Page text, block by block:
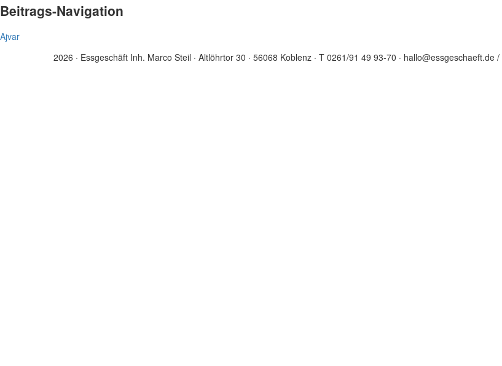
Beitrags-Navigation
Ajvar
2026 · Essgeschäft Inh. Marco Steil · Altlöhrtor 30 · 56068 Koblenz · T 0261/91 49 93-70 · hallo@essgeschaeft.de /